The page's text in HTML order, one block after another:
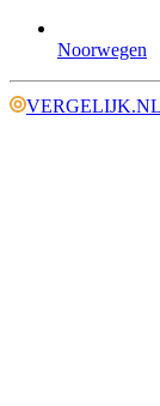
Noorwegen
VERGELIJK.NL